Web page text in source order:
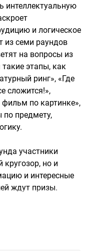
интеллектуальную
и логическое
из семи раундов
на вопросы из
этапы, как
ринг», «Где
сложится!»,
по картинке»,
предмету,
участники
кругозор, но и
и интересные
ждут призы.